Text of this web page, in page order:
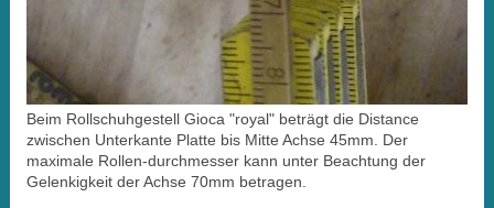
Beim Rollschuhgestell Gioca "royal" beträgt die Distance
zwischen Unterkante Platte bis Mitte Achse 45mm. Der
maximale Rollen-durchmesser kann unter Beachtung der
Gelenkigkeit der Achse 70mm betragen.